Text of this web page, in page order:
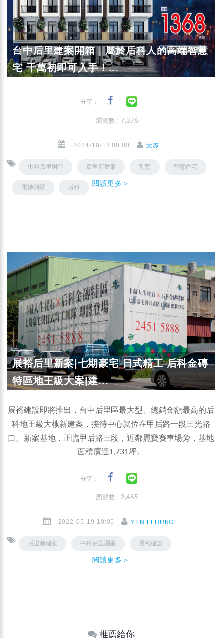
台中后里建案開箱｜屬於后科人的高端智慧
宅 千萬初即可入手！...
分享：
瀏覽數 : 7,376
2024-10-13 00:00 文薇
中科后里園區 后里新建案 別墅 智慧住宅
電梯別墅 后科 閱讀更多＞
展裕后里新案|七期豪宅 日式精工 后科金磚
特區地王級大案|建...
展裕建設即將推出，台中后里區最大型、總銷金額最高的后
科地王級大樓新建案，接待中心就位在甲后路一段三光路
口。新案基地，正臨甲后路三段，近鄰麗寶賽車場旁，基地
面積廣達1,731坪。
分享：
瀏覽數 : 2,465
2022-05-19 10:00 YEN LI HUNG
后里新建案 中科后里園區 展裕建設
閱讀更多＞
推薦給你